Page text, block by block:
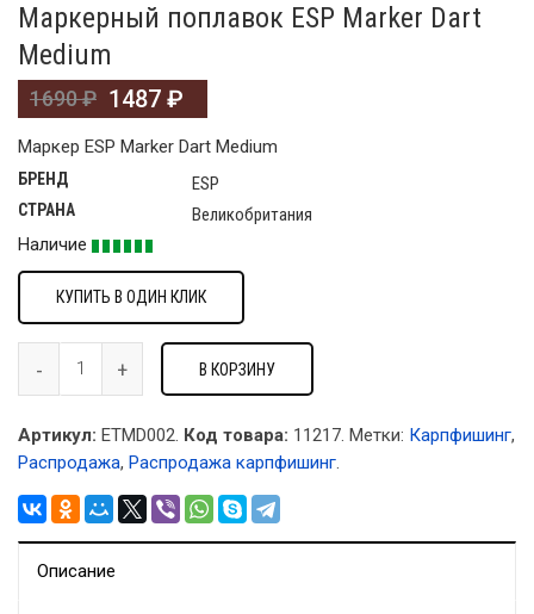
Маркерный поплавок ESP Marker Dart
Medium
1690₽ 1487 ₽
Маркер ESP Marker Dart Medium
БРЕНД ESP
СТРАНА
Великобритания
Наличие
КУПИТЬ В ОДИН КЛИК
В КОРЗИНУ
Артикул: ETMD002. Код товара: 11217. Метки: Карпфишинг,
Распродажа, Распродажа карпфишинг.
Описание